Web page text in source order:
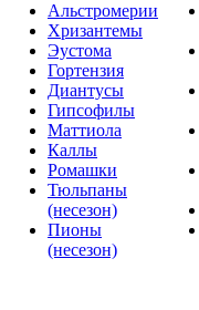
Альстромерии
Хризантемы
Эустома
Гортензия
Диантусы
Гипсофилы
Маттиола
Каллы
Ромашки
Тюльпаны
(несезон)
Пионы
(несезон)